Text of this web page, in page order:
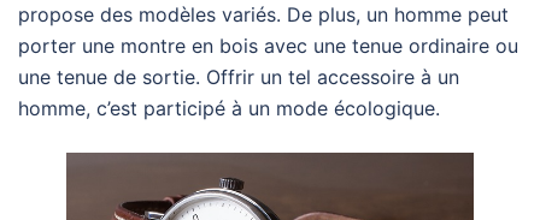
propose des modèles variés. De plus, un homme peut
porter une montre en bois avec une tenue ordinaire ou
une tenue de sortie. Offrir un tel accessoire à un
homme, c’est participé à un mode écologique.